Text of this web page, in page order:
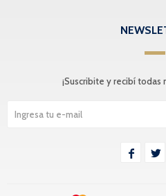
¡Suscribite y recibí todas
 